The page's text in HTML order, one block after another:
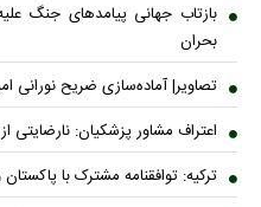
بازتاب جهانی پیامدهای جنگ
بحران
تصاویر| آماده‌سازی ضریح نورانی
اعتراف مشاور پزشکیان: نارضایتی
ترکیه: توافقنامه مشترک با